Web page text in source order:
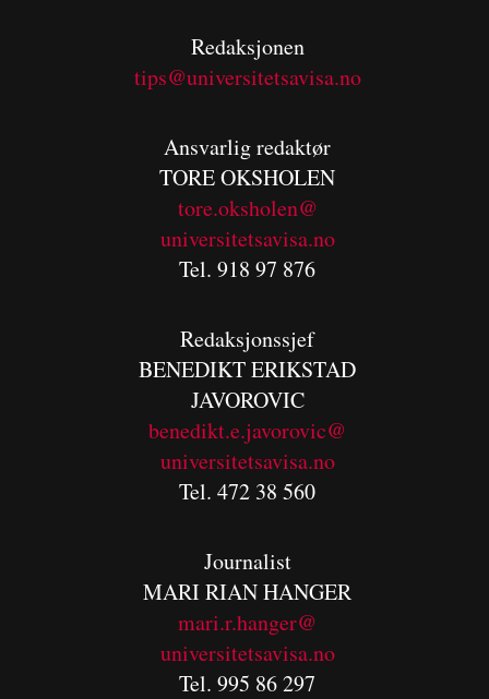
Redaksjonen
tips@universitetsavisa.no
Ansvarlig redaktør
TORE OKSHOLEN
tore.oksholen@
universitetsavisa.no
Tel. 918 97 876
Redaksjonssjef
BENEDIKTERIKSTAD
JAVOROVIC
benedikt.e.javorovic@
universitetsavisa.no
Tel. 472 38 560
Journalist
MARI RIAN HANGER
mari.r.hanger@
universitetsavisa.no
Tel. 995 86 297